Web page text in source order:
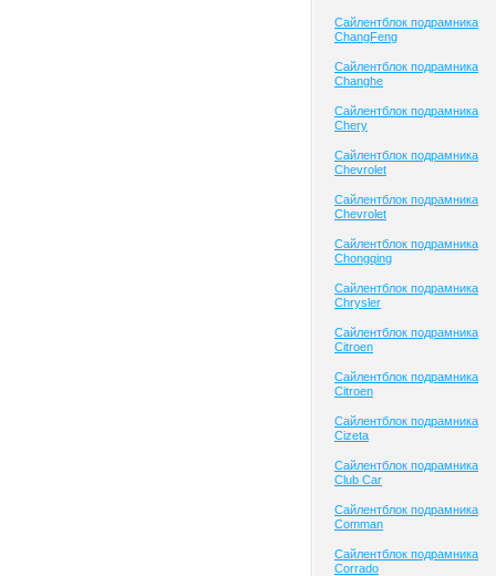
Сайлентблок подрамника
ChangFeng
Сайлентблок подрамника
Changhe
Сайлентблок подрамника
Chery
Сайлентблок подрамника
Chevrolet
Сайлентблок подрамника
Chevrolet
Сайлентблок подрамника
Chongqing
Сайлентблок подрамника
Chrysler
Сайлентблок подрамника
Citroen
Сайлентблок подрамника
Citroen
Сайлентблок подрамника
Cizeta
Сайлентблок подрамника
Club Сar
Сайлентблок подрамника
Comman
Сайлентблок подрамника
Corrado